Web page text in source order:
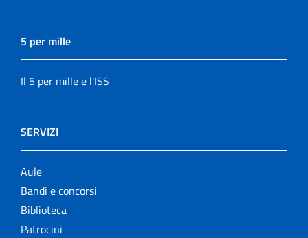
5 per mille
Il 5 per mille e l'ISS
SERVIZI
Aule
Bandi e concorsi
Biblioteca
Patrocini